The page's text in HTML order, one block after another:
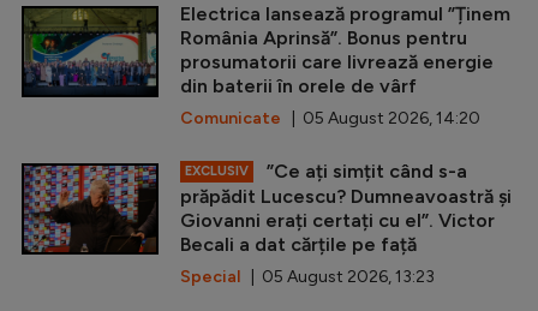
Electrica lansează programul ”Ținem
România Aprinsă”. Bonus pentru
prosumatorii care livrează energie
din baterii în orele de vârf
Comunicate | 05 August 2026, 14:20
EXCLUSIV
”Ce ați simțit când s-a
prăpădit Lucescu? Dumneavoastră și
Giovanni erați certați cu el”. Victor
Becali a dat cărțile pe față
Special | 05 August 2026, 13:23